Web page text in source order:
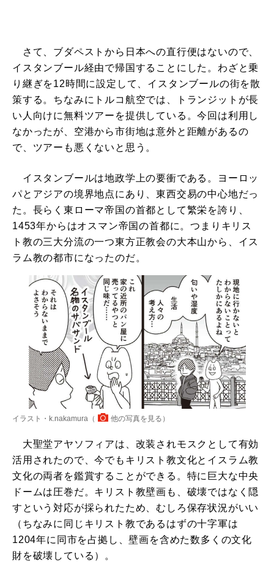
さて、ブダペストから日本への直行便はないので、
イスタンブール経由で帰国することにした。わざと乗
り継ぎを12時間に設定して、イスタンブールの街を散
策する。ちなみにトルコ航空では、トランジットが長
い人向けに無料ツアーを提供している。今回は利用し
なかったが、空港から市街地は意外と距離があるの
で、ツアーも悪くないと思う。
イスタンブールは地政学上の要衝である。ヨーロッ
パとアジアの境界地点にあり、東西交易の中心地だっ
た。長らく東ローマ帝国の首都として繁栄を誇り、
1453年からはオスマン帝国の首都に。つまりキリス
ト教の三大分流の一つ東方正教会の大本山から、イス
ラム教の都市になったのだ。
イラスト・k.nakamura（ 他の写真を見る ）
大聖堂アヤソフィアは、改装されモスクとして有効
活用されたので、今でもキリスト教文化とイスラム教
文化の両者を鑑賞することができる。特に巨大な中央
ドームは圧巻だ。キリスト教壁画も、破壊ではなく隠
すという対応が採られたため、むしろ保存状況がいい
（ちなみに同じキリスト教であるはずの十字軍は
1204年に同市を占拠し、壁画を含めた数多くの文化
財を破壊している）。